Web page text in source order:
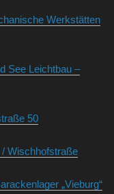
Werkstätten
See Leichtbau –
50
Wischhofstraße
„Vieburg“